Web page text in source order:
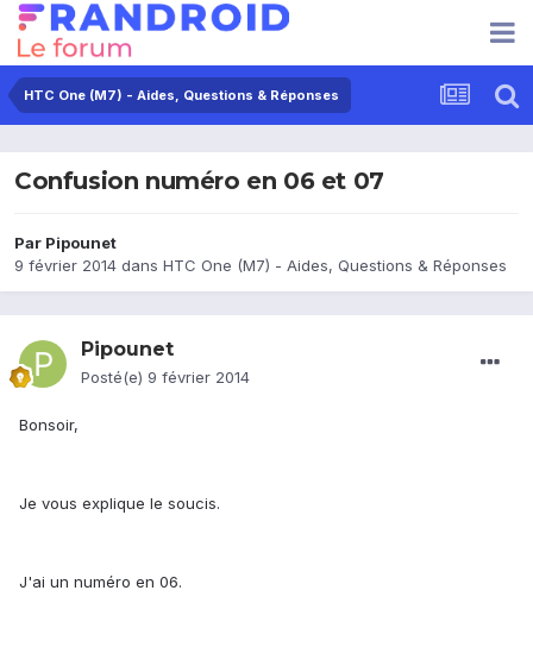
HTC One (M7) - Aides, Questions & Réponses
Confusion numéro en 06 et 07
Par Pipounet
9 février 2014 dans HTC One (M7) - Aides, Questions & Réponses
Pipounet
Posté(e) 9 février 2014
Bonsoir,
Je vous explique le soucis.
J'ai un numéro en 06.